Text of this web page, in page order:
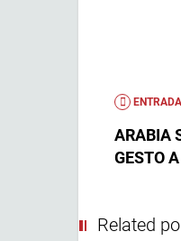
ARABIA
GESTO
Related